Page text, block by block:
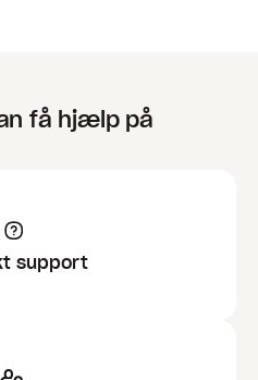
få hjælp på
support